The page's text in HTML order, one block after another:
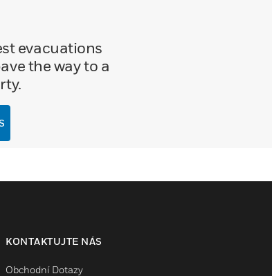
evacuations
the way to a
KONTAKTUJTE NÁS
Obchodní Dotazy